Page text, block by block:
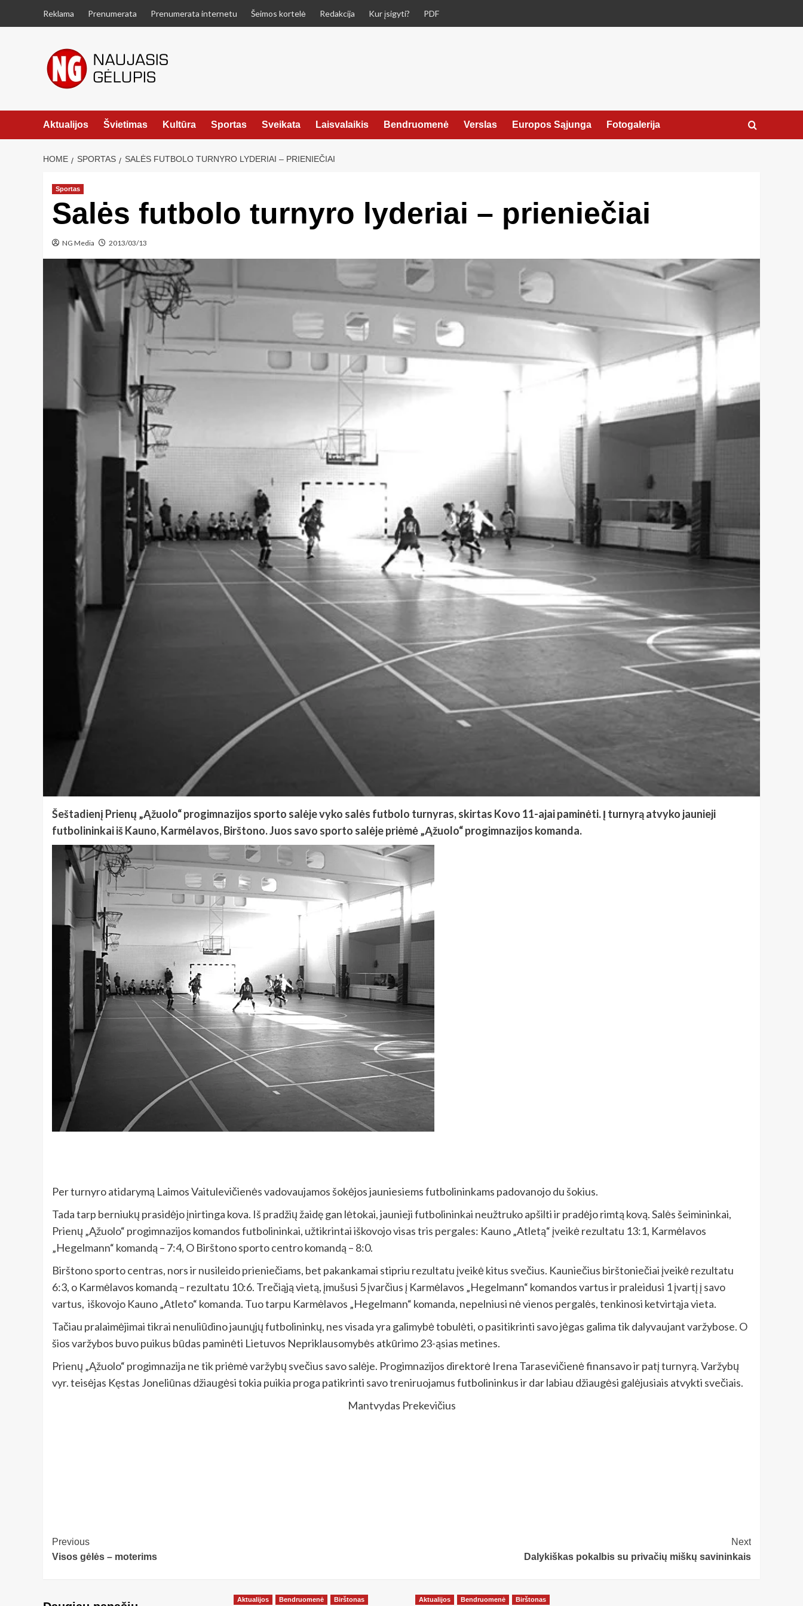
Reklama Prenumerata Prenumerata internetu Šeimos kortelė Redakcija Kur įsigyti? PDF
Aktualijos Švietimas Kultūra Sportas Sveikata Laisvalaikis Bendruomenė Verslas Europos Sąjunga Fotogalerija
HOME SPORTAS SALĖS FUTBOLO TURNYRO LYDERIAI – PRIENIEČIAI
Sportas
Salės futbolo turnyro lyderiai – prieniečiai
NG Media 2013/03/13
Šeštadienį Prienų „Ąžuolo“ progimnazijos sporto salėje vyko salės futbolo turnyras, skirtas Kovo 11-ajai paminėti. Į turnyrą atvyko jaunieji
futbolininkai iš Kauno, Karmėlavos, Birštono. Juos savo sporto salėje priėmė „Ąžuolo“ progimnazijos komanda.
Per turnyro atidarymą Laimos Vaitulevičienės vadovaujamos šokėjos jauniesiems futbolininkams padovanojo du šokius.
Tada tarp berniukų prasidėjo įnirtinga kova. Iš pradžių žaidę gan lėtokai, jaunieji futbolininkai neužtruko apšilti ir pradėjo rimtą kovą. Salės šeimininkai,
Prienų „Ąžuolo“ progimnazijos komandos futbolininkai, užtikrintai iškovojo visas tris pergales: Kauno „Atletą“ įveikė rezultatu 13:1, Karmėlavos
„Hegelmann“ komandą – 7:4, O Birštono sporto centro komandą – 8:0.
Birštono sporto centras, nors ir nusileido prieniečiams, bet pakankamai stipriu rezultatu įveikė kitus svečius. Kauniečius birštoniečiai įveikė rezultatu
6:3, o Karmėlavos komandą – rezultatu 10:6. Trečiąją vietą, įmušusi 5 įvarčius į Karmėlavos „Hegelmann“ komandos vartus ir praleidusi 1 įvartį į savo
vartus, iškovojo Kauno „Atleto“ komanda. Tuo tarpu Karmėlavos „Hegelmann“ komanda, nepelniusi nė vienos pergalės, tenkinosi ketvirtąja vieta.
Tačiau pralaimėjimai tikrai nenuliūdino jaunųjų futbolininkų, nes visada yra galimybė tobulėti, o pasitikrinti savo jėgas galima tik dalyvaujant varžybose. O
šios varžybos buvo puikus būdas paminėti Lietuvos Nepriklausomybės atkūrimo 23-ąsias metines.
Prienų „Ąžuolo“ progimnazija ne tik priėmė varžybų svečius savo salėje. Progimnazijos direktorė Irena Tarasevičienė finansavo ir patį turnyrą. Varžybų
vyr. teisėjas Kęstas Joneliūnas džiaugėsi tokia puikia proga patikrinti savo treniruojamus futbolininkus ir dar labiau džiaugėsi galėjusiais atvykti svečiais.
Mantvydas Prekevičius
Post
Navigation
Previous
Visos gėlės – moterims
Next
Dalykiškas pokalbis su privačių miškų savininkais
Aktualijos Bendruomenė Birštonas Aktualijos Bendruomenė Birštonas